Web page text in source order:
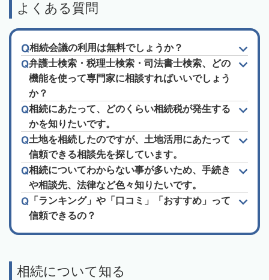
よくある質問
相続会議の利用は無料でしょうか？
弁護士検索・税理士検索・司法書士検索、どの
機能を使って専門家に相談すればいいでしょう
か？
相続にあたって、どのくらい相続税が発生する
かを知りたいです。
土地を相続したのですが、土地活用にあたって
信頼できる相談先を探しています。
相続についてわからない事が多いため、手続き
や相談先、法律など色々知りたいです。
「ランキング」や「口コミ」「おすすめ」って
信頼できるの？
相続について知る